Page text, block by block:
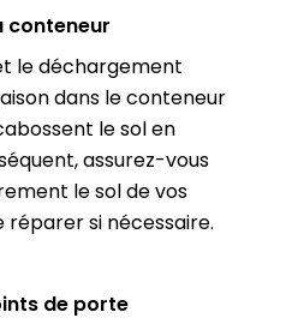
conteneur
le déchargement
dans le conteneur
le sol en
assurez-vous
le sol de vos
si nécessaire.
de porte